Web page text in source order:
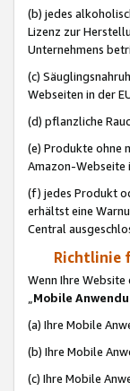
(b) jedes
Lizenz zur
Unternehmens
(c)
Webseiten in der
(d) pflanzliche
(e) Produkte ohne
Amazon-Webseite
(f) jedes Produkt
erhältst eine
Central
Richtlinie
Wenn Ihre
„Mobile
(a) Ihre Mobile
(b) Ihre Mobile
(c) Ihre Mobile